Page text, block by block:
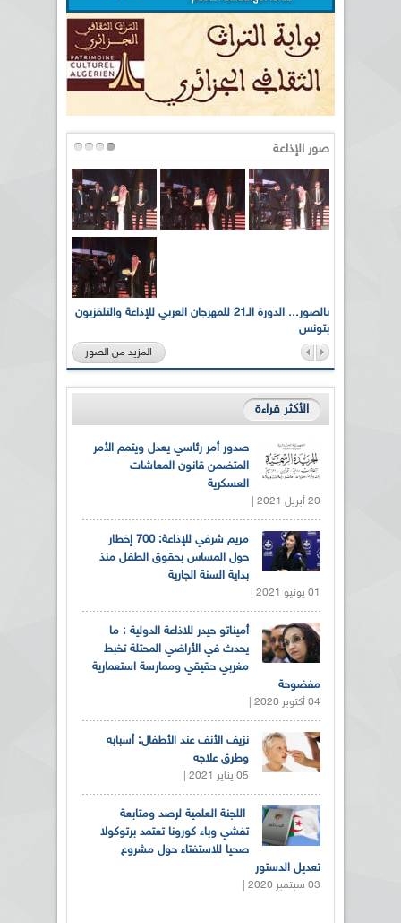
صور الإذاعة
بالصور... الدورة الـ21 للمهرجان العربي للإذاعة والتلفزيون
بتونس
المزيد من الصور
الأكثر قراءة
صدور أمر رئاسي يعدل ويتمم الأمر
المتضمن قانون المعاشات
العسكرية
20 أبريل 2021 |
مريم شرفي للإذاعة: 700 إخطار
حول المساس بحقوق الطفل منذ
بداية السنة الجارية
01 يونيو 2021 |
أميناتو حيدر للاذاعة الدولية : ما
يحدث في الأراضي المحتلة تخبط
مغربي حقيقي وممارسة استعمارية
مفضوحة
04 أكتوبر 2020 |
نزيف الأنف عند الأطفال: أسبابه
وطرق علاجه
05 يناير 2021 |
اللجنة العلمية لرصد ومتابعة
تفشي وباء كورونا تعتمد برتوكولا
صحيا للاستفتاء حول مشروع
تعديل الدستور
03 سبتمبر 2020 |